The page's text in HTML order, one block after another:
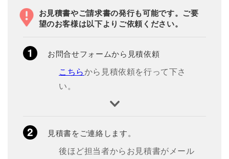
お見積書やご請求書の発行も可能です。ご要
望のお客様は以下よりご依頼ください。
お問合せフォームから見積依頼
こちらから見積依頼を行って下さ
い。
見積書をご連絡します。
後ほど担当者からお見積書がメール